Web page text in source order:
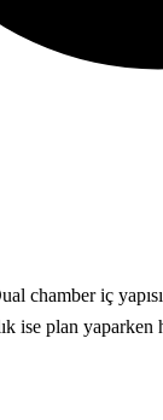
iç
ise plan yaparken